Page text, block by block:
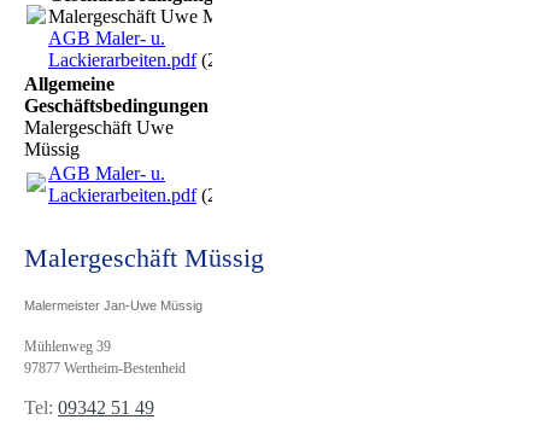
Malergeschäft Uwe Müssig
AGB Maler- u.
Lackierarbeiten.pdf(22.51KB)
Allgemeine
Geschäftsbedingungen
Malergeschäft Uwe
Müssig
AGB Maler- u.
Lackierarbeiten.pdf(22.51KB)
Malergeschäft Müssig
Malermeister Jan-Uwe Müssig
Mühlenweg 39
97877 Wertheim-Bestenheid
Tel: 09342 51 49